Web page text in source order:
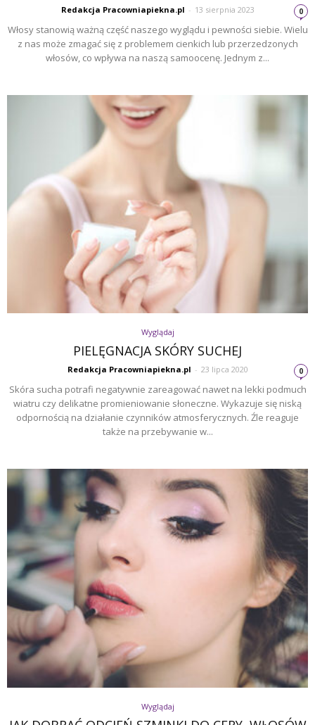
Redakcja Pracowniapiekna.pl - 13 sierpnia 2023 0
Włosy stanowią ważną część naszego wyglądu i pewności siebie. Wielu
z nas może zmagać się z problemem cienkich lub przerzedzonych
włosów, co wpływa na naszą samoocenę. Jednym z...
Wyglądaj
PIELĘGNACJA SKÓRY SUCHEJ
Redakcja Pracowniapiekna.pl - 23 lipca 2020 0
Skóra sucha potrafi negatywnie zareagować nawet na lekki podmuch
wiatru czy delikatne promieniowanie słoneczne. Wykazuje się niską
odpornością na działanie czynników atmosferycznych. Źle reaguje
także na przebywanie w...
Wyglądaj